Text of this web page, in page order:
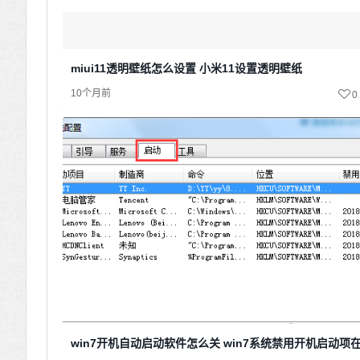
miui11透明壁纸怎么设置 小米11设置透明壁纸
10个月前 0
win7开机自动启动软件怎么关 win7系统禁用开机启动项